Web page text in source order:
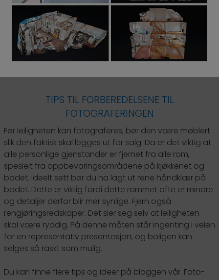
TIPS TIL FORBEREDELSENE TIL
FOTOGRAFERINGEN
Før leiligheten kan fotograferes, bør den være møblert
slik den faktisk skal legges ut for salg. Da er det viktig at
alle personlige gjenstander er fjernet fra alle rom,
spesielt fra oppbevaringsområdene på kjøkkenet og
badet. Ideelt sett bør du ha lagt ut rene håndklær på
badet. Dette er viktig fordi dette rommet ofte er mindre
og detaljer derfor blir mer synlige. Fjern også
rengjøringsredskaper. Det sier seg selv at leiligheten
skal være ryddig. På denne måten står ingenting i veien
for en representativ presentasjon, og boligen kan
selges så raskt som mulig.
Du kan finne flere tips og ideer på bloggen vår. Foto-